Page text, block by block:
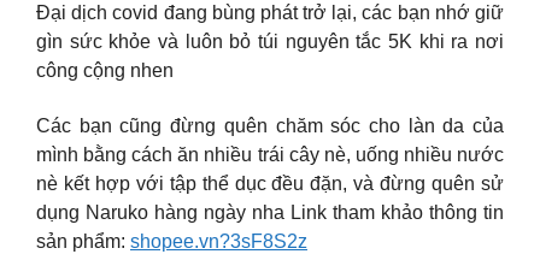
Đại dịch covid đang bùng phát trở lại, các bạn nhớ giữ
gìn sức khỏe và luôn bỏ túi nguyên tắc 5K khi ra nơi
công cộng nhen
Các bạn cũng đừng quên chăm sóc cho làn da của
mình bằng cách ăn nhiều trái cây nè, uống nhiều nước
nè kết hợp với tập thể dục đều đặn, và đừng quên sử
dụng Naruko hàng ngày nha Link tham khảo thông tin
sản phẩm: shopee.vn?3sF8S2z